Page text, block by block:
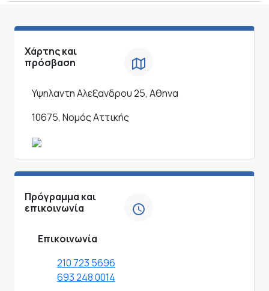
Χάρτης και
πρόσβαση
Υψηλαντη Αλεξανδρου 25, Αθηνα
10675, Νομός Αττικής
Πρόγραμμα και
επικοινωνία
Επικοινωνία
210 723 5696
693 248 0014